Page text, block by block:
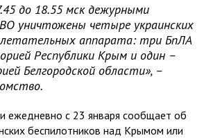
до 18.55 мск дежурными
уничтожены четыре украинских
аппарата: три БпЛА
Республики Крым и один –
Белгородской области», –
ежедневно с 23 января сообщает об
беспилотников над Крымом или